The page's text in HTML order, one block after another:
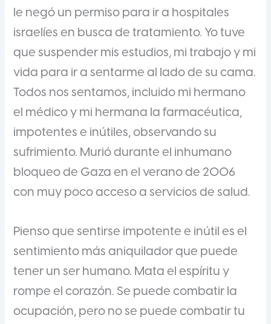
le negó un permiso para ir a hospitales
israelíes en busca de tratamiento. Yo tuve
que suspender mis estudios, mi trabajo y mi
vida para ir a sentarme al lado de su cama.
Todos nos sentamos, incluido mi hermano
el médico y mi hermana la farmacéutica,
impotentes e inútiles, observando su
sufrimiento. Murió durante el inhumano
bloqueo de Gaza en el verano de 2006
con muy poco acceso a servicios de salud.
Pienso que sentirse impotente e inútil es el
sentimiento más aniquilador que puede
tener un ser humano. Mata el espíritu y
rompe el corazón. Se puede combatir la
ocupación, pero no se puede combatir tu